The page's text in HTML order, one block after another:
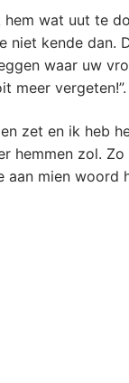
wat uut te
niet kende dan.
waar uw
meer vergeten!”.
zet en ik heb
hemmen zol. Zo
aan mien woord